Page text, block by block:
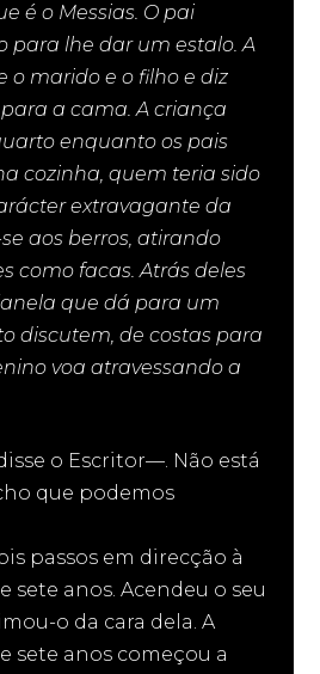
é o Messias. O pai
para lhe dar um estalo. A
o marido e o filho e diz
a cama. A criança
enquanto os pais
cozinha, quem teria sido
extravagante da
aos berros, atirando
como facas. Atrás deles
que dá para um
discutem, de costas para
voa atravessando a
o Escritor—. Não está
que podemos
passos em direcção à
sete anos. Acendeu o seu
o da cara dela. A
sete anos começou a